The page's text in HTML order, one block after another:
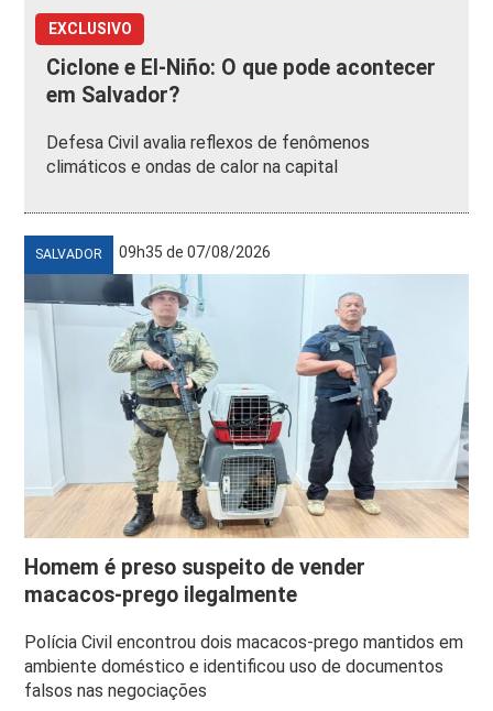
EXCLUSIVO
Ciclone e El-Niño: O que pode acontecer
em Salvador?
Defesa Civil avalia reflexos de fenômenos
climáticos e ondas de calor na capital
SALVADOR 09h35 de 07/08/2026
Homem é preso suspeito de vender
macacos-prego ilegalmente
Polícia Civil encontrou dois macacos-prego mantidos em
ambiente doméstico e identificou uso de documentos
falsos nas negociações